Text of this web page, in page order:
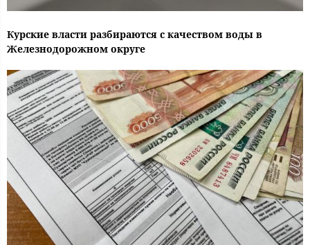
Курские власти разбираются с качеством воды в
Железнодорожном округе